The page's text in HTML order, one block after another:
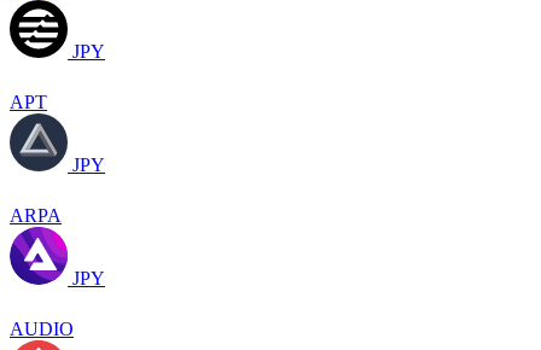
JPY
APT
JPY
ARPA
JPY
AUDIO